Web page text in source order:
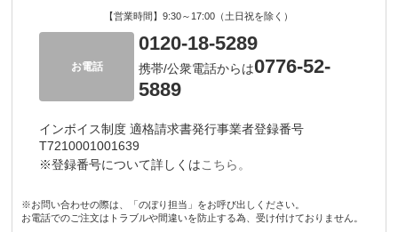
【営業時間】9:30～17:00（土日祝を除く）
お電話
0120-18-5289
携帯/公衆電話からは0776-52-
5889
インボイス制度 適格請求書発行事業者登録番号
T7210001001639
※登録番号について詳しくはこちら。
※お問い合わせの際は、「のぼり担当」をお呼び出しください。
お電話でのご注文はトラブルや間違いを防止する為、受け付けておりません。